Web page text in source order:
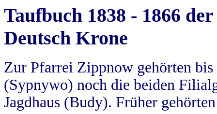
Taufbuch 1838 - 1866
Deutsch Krone
Zur Pfarrei Zippnow gehörten
(Sypnywo) noch die beiden
Jagdhaus (Budy). Früher